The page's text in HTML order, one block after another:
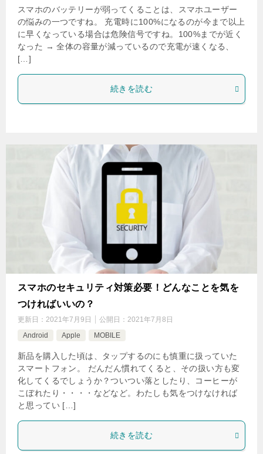
スマホのバッテリーが弱ってくることは、スマホユーザー
の悩みの一つですね。 充電時に100%になるのが今まで以上
に早くなっている場合は危険信号ですね。100%までが近く
なった → 全体の容量が減っているので充電が速くなる、
[…]
続きを読む
スマホのセキュリティ対策必要！どんなことを気を
つければいいの？
更新日： 2021年7月9日 公開日： 2021年7月8日
Android
Apple MOBILE
新品を購入した頃は、タップするのにも慎重に扱っていた
スマートフォン。 だんだん慣れてくると、その扱い方も変
化してくるでしょうか？ついつい落としたり、コーヒーが
こぼれたり・・・・などなど。わたしも気をつけなければ
と思ってい […]
続きを読む